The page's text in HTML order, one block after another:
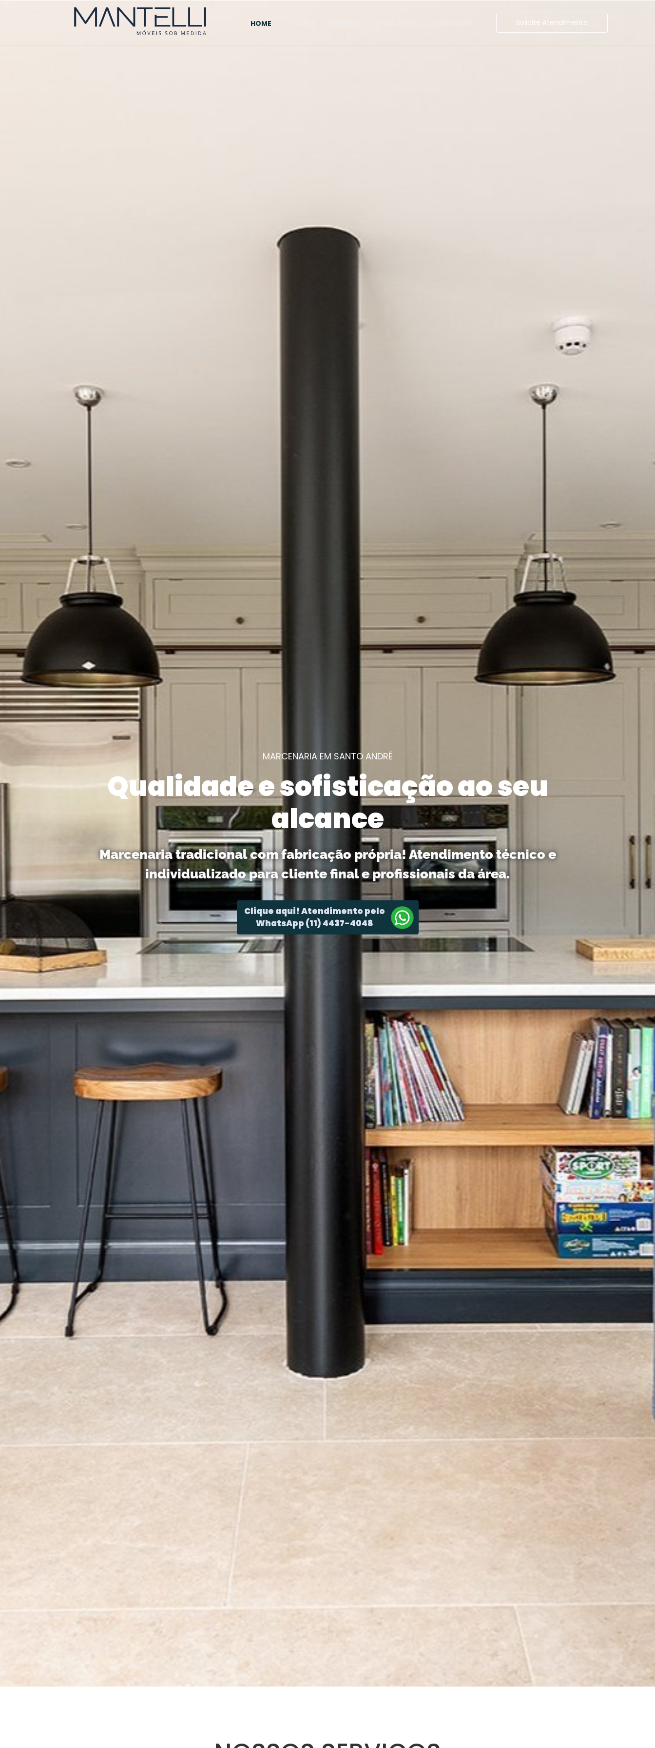
HOME Solicite Atendimento
MARCENARIA EM SANTO ANDRÉ
Qualidade e sofisticação ao seu
alcance
Marcenaria tradicional com fabricação própria! Atendimento técnico e
individualizado para cliente final e profissionais da área.
Clique aqui! Atendimento pelo
WhatsApp (11) 4437-4048